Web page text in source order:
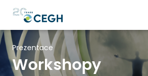
Prezentace
Workshopy